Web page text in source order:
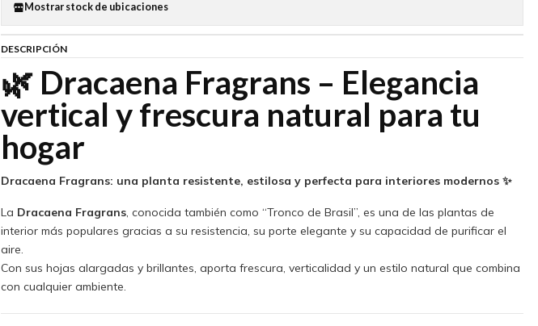
Mostrar stock de ubicaciones
DESCRIPCIÓN
🌿 Dracaena Fragrans – Elegancia
vertical y frescura natural para tu
hogar
Dracaena Fragrans: una planta resistente, estilosa y perfecta para interiores modernos ✨
La Dracaena Fragrans, conocida también como “Tronco de Brasil”, es una de las plantas de
interior más populares gracias a su resistencia, su porte elegante y su capacidad de purificar el
aire.
Con sus hojas alargadas y brillantes, aporta frescura, verticalidad y un estilo natural que combina
con cualquier ambiente.